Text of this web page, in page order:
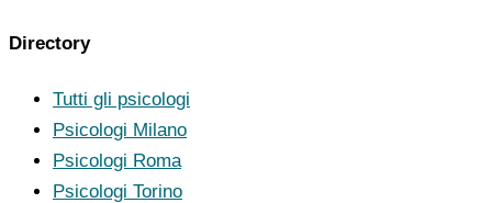
Directory
Tutti gli psicologi
Psicologi Milano
Psicologi Roma
Psicologi Torino